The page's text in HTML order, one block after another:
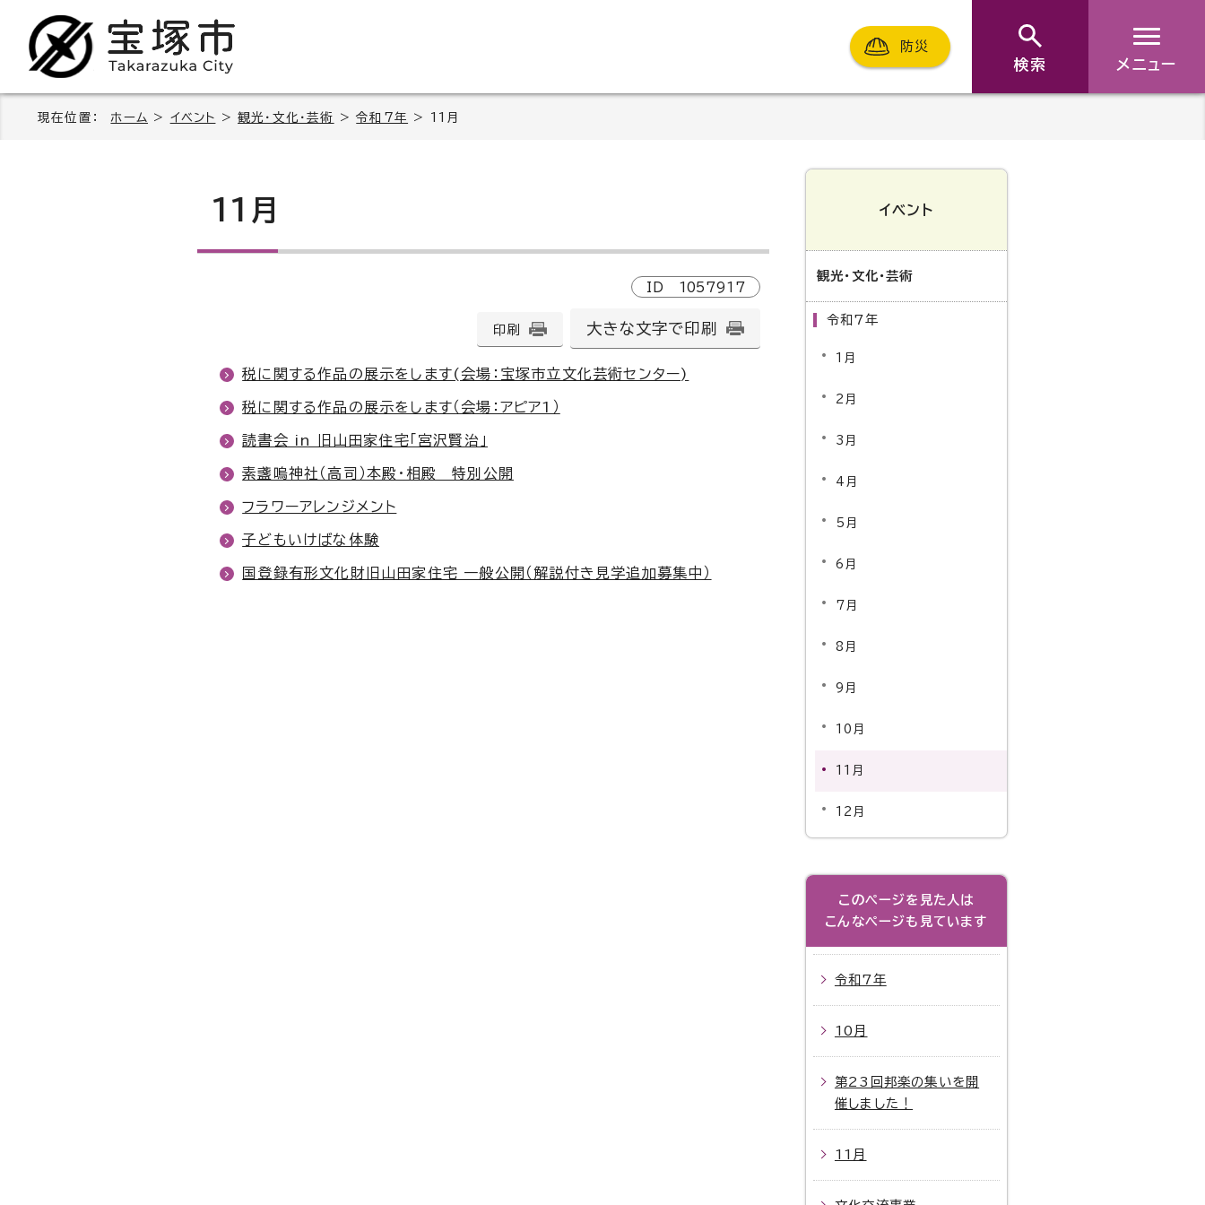
防災
検索 メニュー
現在位置： ホーム > イベント >観光・文化・芸術 >令和7年 > 11月
11月
ID 1057917
印刷 大きな文字で印刷
税に関する作品の展示をします(会場：宝塚市立文化芸術センター)
税に関する作品の展示をします（会場：アピア1）
読書会 in 旧山田家住宅「宮沢賢治」
素盞嗚神社（高司）本殿・相殿 特別公開
フラワーアレンジメント
子どもいけばな体験
国登録有形文化財旧山田家住宅 一般公開（解説付き見学追加募集中）
イベント
観光・文化・芸術
令和7年
1月
2月
3月
4月
5月
6月
7月
8月
9月
10月
11月
12月
このページを見た人は
こんなページも見ています
令和7年
10月
第23回邦楽の集いを開
催しました！
11月